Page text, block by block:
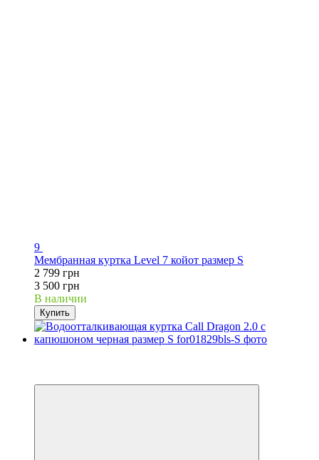
9
Мембранная куртка Level 7 койот размер S
2 799 грн
3 500 грн
В наличии
Купить